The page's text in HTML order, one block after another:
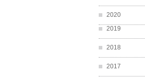
2020
2019
2018
2017